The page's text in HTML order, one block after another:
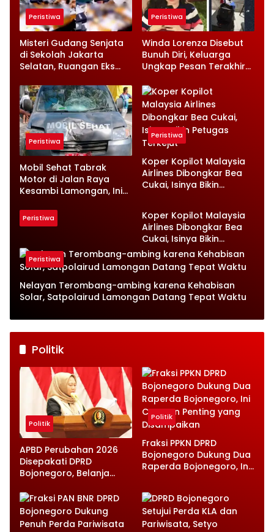
Peristiwa
Misteri Gudang Senjata
di Sekolah Jakarta
Selatan, Ruangan Eks
Sorotan
Peristiwa
Winda Lorenza Disebut
Bunuh Diri, Keluarga
Ungkap Pesan Terakhir
Rumah
Peristiwa
Mobil Sehat Tabrak
Motor di Jalan Raya
Kesambi Lamongan, Ini
Peristiwa
Koper Kopilot Malaysia
Airlines Dibongkar Bea
Cukai, Isinya Bikin
Peristiwa
Koper Kopilot Malaysia
Airlines Dibongkar Bea
Cukai, Isinya Bikin
Petugas Terkejut
Peristiwa
Nelayan Terombang-ambing karena Kehabisan
Solar, Satpolairud Lamongan Datang Tepat Waktu
Politik
Politik
APBD Perubahan 2026
Disepakati DPRD
Bojonegoro, Belanja
Infrastruktur Diperkuat
Politik
Fraksi PPKN DPRD
Bojonegoro Dukung Dua
Raperda Bojonegoro, Ini
Disampaikan